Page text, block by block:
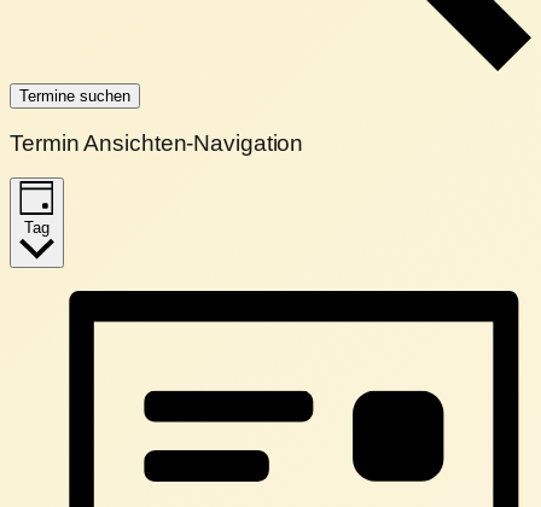
Termine suchen
Termin Ansichten-Navigation
Tag